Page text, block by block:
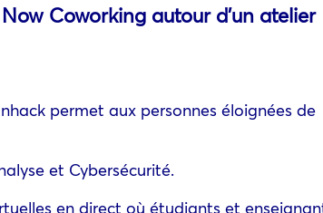
Coworking autour d’un atelier
permet aux personnes éloignées de
et Cybersécurité.
en direct où étudiants et